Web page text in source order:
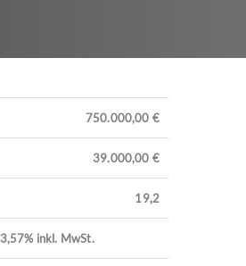
750.000,00 €
39.000,00 €
19,2
3,57% inkl. MwSt.